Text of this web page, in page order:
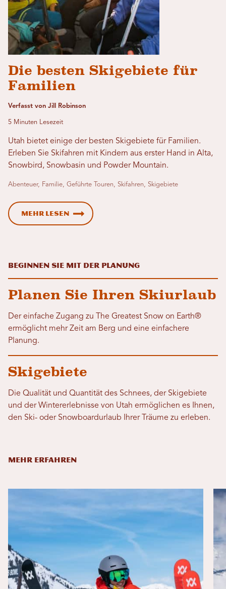
Die besten Skigebiete für
Familien
Verfasst von Jill Robinson
5 Minuten Lesezeit
Utah bietet einige der besten Skigebiete für Familien.
Erleben Sie Skifahren mit Kindern aus erster Hand in Alta,
Snowbird, Snowbasin und Powder Mountain.
Abenteuer, Familie, Geführte Touren, Skifahren, Skigebiete
Mehr lesen
Beginnen Sie mit der Planung
Planen Sie Ihren Skiurlaub
Der einfache Zugang zu The Greatest Snow on Earth®
ermöglicht mehr Zeit am Berg und eine einfachere
Planung.
Skigebiete
Die Qualität und Quantität des Schnees, der Skigebiete
und der Wintererlebnisse von Utah ermöglichen es Ihnen,
den Ski- oder Snowboardurlaub Ihrer Träume zu erleben.
MEHR ERFAHREN